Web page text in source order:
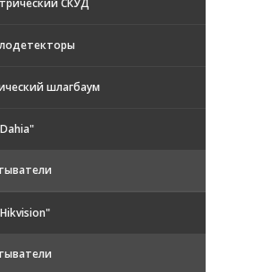
шлагбаум